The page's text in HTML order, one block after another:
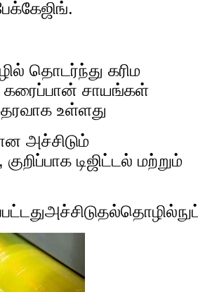
தொடர்ந்து கரிம
கரைப்பான் சாயங்கள்
உள்ளது
அச்சிடும்
டிஜிட்டல் மற்றும்
அச்சிடுதல்